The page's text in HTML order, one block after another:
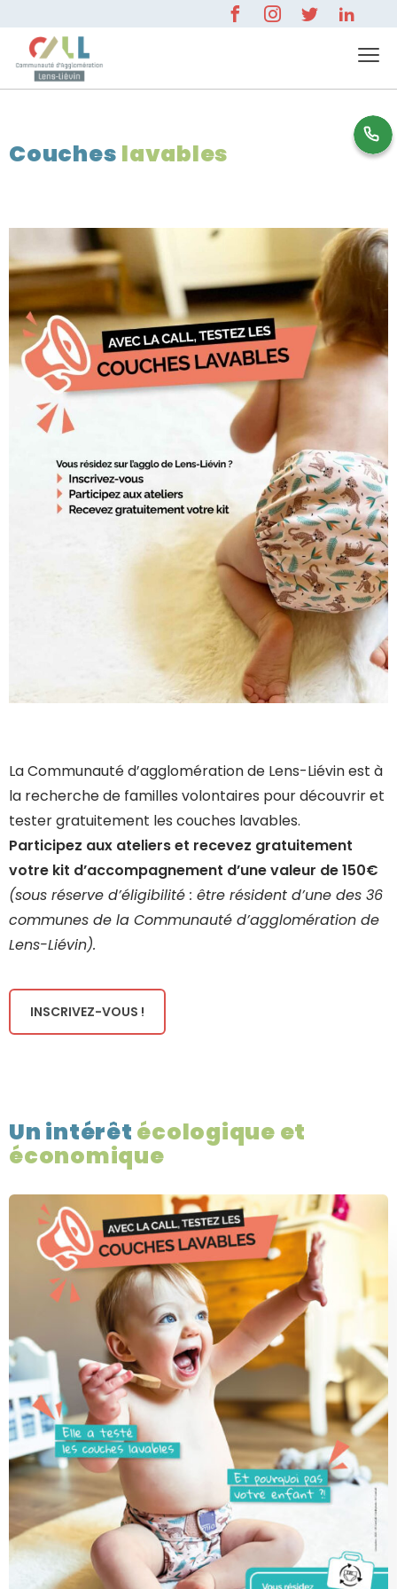
Couches lavables
La Communauté d’agglomération de Lens-Liévin est à
la recherche de familles volontaires pour découvrir et
tester gratuitement les couches lavables.
Participez aux ateliers et recevez gratuitement
votre kit d’accompagnement d’une valeur de 150€
(sous réserve d’éligibilité : être résident d’une des 36
communes de la Communauté d’agglomération de
Lens-Liévin).
INSCRIVEZ-VOUS !
Un intérêt écologique et
économique
0 800 596 000